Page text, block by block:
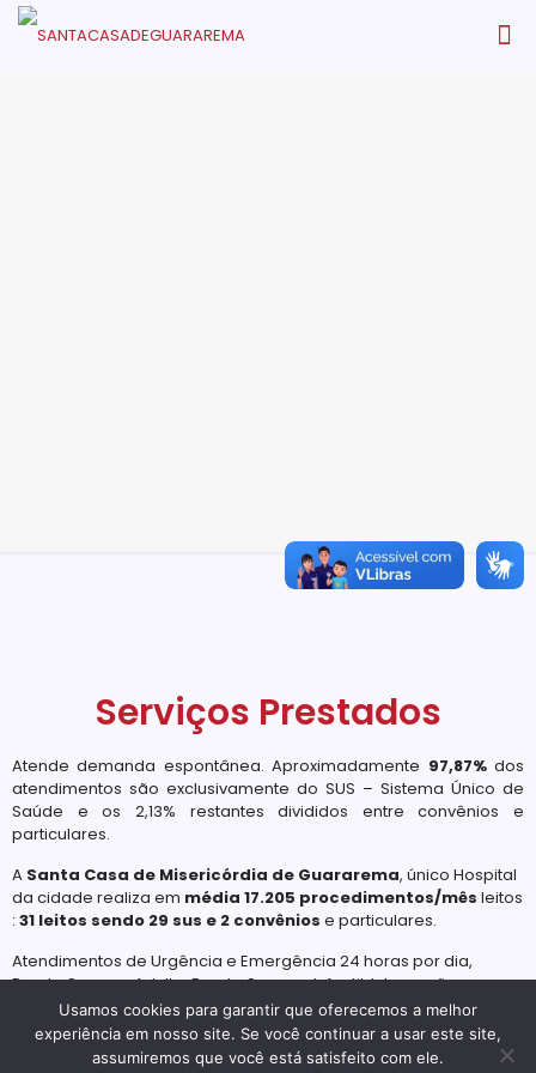
Serviços Prestados
Atende demanda espontânea. Aproximadamente 97,87%dos
atendimentos são exclusivamente do SUS – Sistema Único de
Saúde e os 2,13% restantes divididos entre convênios e
particulares.
A Santa Casa de Misericórdia de Guararema, único Hospital
da cidade realiza em média 17.205 procedimentos/mês leitos
: 31 leitos sendo 29 sus e 2 convênios e particulares.
Atendimentos de Urgência e Emergência 24 horas por dia,
Pronto Socorro Adulto, Pronto Socorro Infantil, Internação,
Pediatria, Ginecologia Obstetrícia, Anestesia e Radiologia.
Usamos cookies para garantir que oferecemos a melhor
experiência em nosso site. Se você continuar a usar este site,
assumiremos que você está satisfeito com ele.